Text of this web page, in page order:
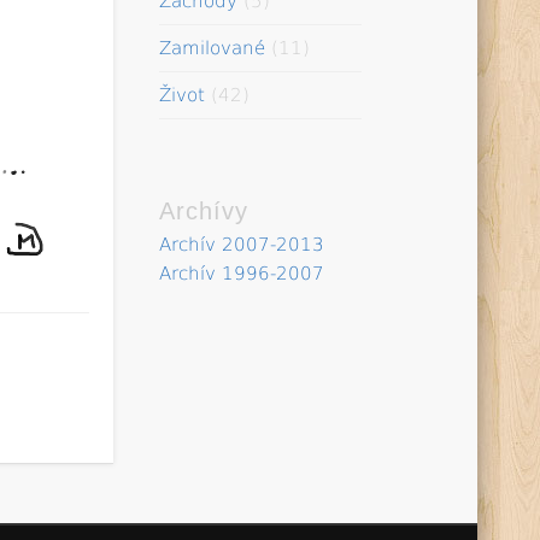
Zamilované (11)
Život(42)
Archívy
Archív 2007-2013
Archív 1996-2007